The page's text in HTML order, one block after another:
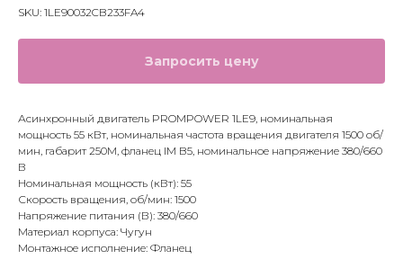
SKU: 1LE90032CB233FA4
Запросить цену
Асинхронный двигатель PROMPOWER 1LE9, номинальная
мощность 55 кВт, номинальная частота вращения двигателя 1500 об/
мин, габарит 250M, фланец IM B5, номинальное напряжение 380/660
В
Номинальная мощность (кВт): 55
Скорость вращения, об/мин: 1500
Напряжение питания (В): 380/660
Материал корпуса: Чугун
Монтажное исполнение: Фланец